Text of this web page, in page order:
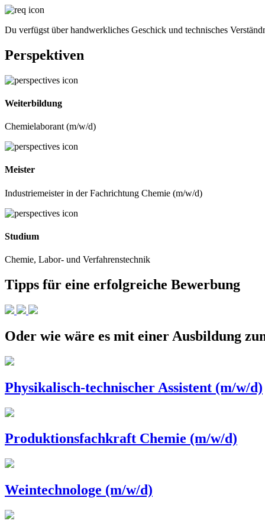
Du verfügst über handwerkliches Geschick und technisches
Perspektiven
Weiterbildung
Chemielaborant (m/w/d)
Meister
Industriemeister in der Fachrichtung Chemie (m/w/d)
Studium
Chemie, Labor- und Verfahrenstechnik
Tipps für eine erfolgreiche Bewerbung
Oder wie wäre es mit einer Ausbildung
Physikalisch-technischer Assistent (m/w/d)
Produktionsfachkraft Chemie (m/w/d)
Weintechnologe (m/w/d)